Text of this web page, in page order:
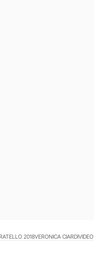
2018VERONICA CIARDIVIDEO